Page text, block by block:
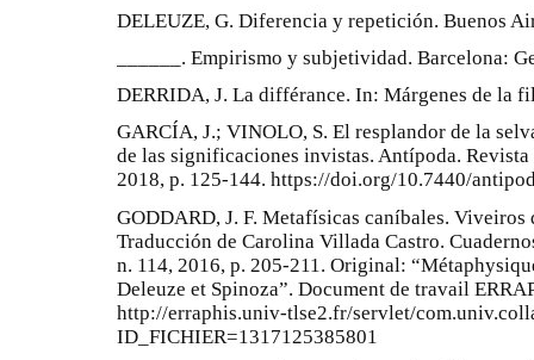
DELEUZE, G. Diferencia y repetición. Buenos
______. Empirismo y subjetividad. Barcelona:
DERRIDA, J. La différance. In: Márgenes de la
GARCÍA, J.; VINOLO, S. El resplandor de la
de las significaciones invistas. Antípoda.
2018, p. 125-144. https://doi.org/10.7440/
GODDARD, J. F. Metafísicas caníbales. Viveiros
Traducción de Carolina Villada Castro.
n. 114, 2016, p. 205-211. Original:
Deleuze et Spinoza”. Document de travail
http://erraphis.univ-tlse2.fr/servlet/
ID_FICHIER=1317125385801